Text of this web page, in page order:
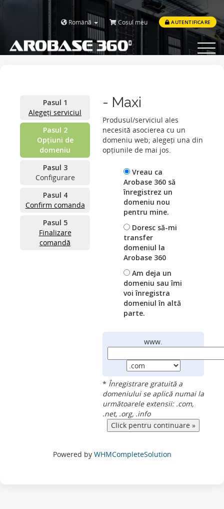
Română Coșul meu AUTENTIFICARE
Toggle
Pasul 1
Alegeți serviciul
Pasul 2
Opțiuni de
domeniu
Pasul 3
Configurare
Pasul 4
Confirm comanda
Pasul 5
Finalizare
comandă
- Maxi
Produsul/serviciul ales
necesită asocierea cu un
domeniu web; alegeți una din
opțiunile de mai jos.
Vreau ca
Arobase 360 să
înregistrez un
domeniu nou
pentru mine.
Doresc să-mi
transfer
domeniul la
Arobase 360
Am deja un
domeniu sau îmi
voi înregistra
domeniul în altă
parte.
www.
* Înregistrare gratuită a
domeniului se aplică numai la
următoarele extensii: .com,
.net, .org, .info
Powered by WHMCompleteSolution